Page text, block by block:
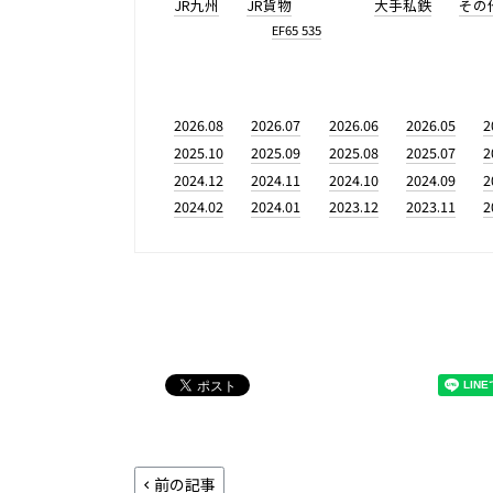
JR九州 JR貨物
EF65 535
大手私鉄 その
2026.08 2026.07 2026.06 2026.05
2025.10
2025.09 2025.08 2025.07
2024.12
2024.11 2024.10 2024.09
2024.02
2024.01 2023.12 2023.11
前の記事